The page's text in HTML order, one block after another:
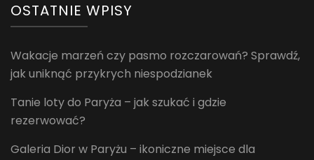
OSTATNIE WPISY
Wakacje marzeń czy pasmo rozczarowań? Sprawdź,
jak uniknąć przykrych niespodzianek
Tanie loty do Paryża – jak szukać i gdzie
rezerwować?
Galeria Dior w Paryżu – ikoniczne miejsce dla